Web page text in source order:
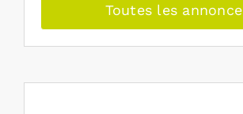
Toutes les